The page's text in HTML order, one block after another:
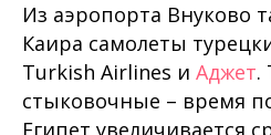
Из аэропорта Внуково
Каира самолеты
Turkish Airlines и Аджет.
стыковочные – время